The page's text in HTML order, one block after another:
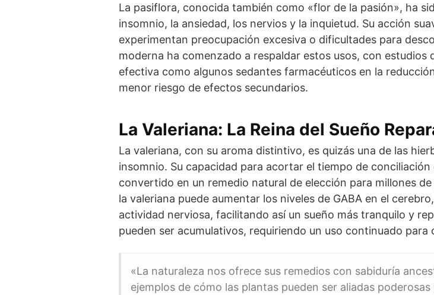
La pasiflora, conocida también como «flor de la pasión», ha
insomnio, la ansiedad, los nervios y la inquietud. Su acción
experimentan preocupación excesiva o dificultades para
moderna ha comenzado a respaldar estos usos, con estudios
efectiva como algunos sedantes farmacéuticos en la
menor riesgo de efectos secundarios.
La Valeriana: La Reina del Sueño
La valeriana, con su aroma distintivo, es quizás una de las
insomnio. Su capacidad para acortar el tiempo de
convertido en un remedio natural de elección para millones
la valeriana puede aumentar los niveles de GABA en el
actividad nerviosa, facilitando así un sueño más tranquilo y
pueden ser acumulativos, requiriendo un uso continuado
«La naturaleza nos ofrece sus remedios con sabiduría
ejemplos de cómo las plantas pueden ser aliadas